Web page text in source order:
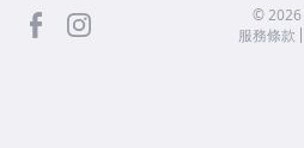
facebook ©2026
服務條款